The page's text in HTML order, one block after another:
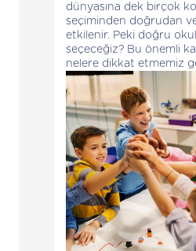
dünyasına dek birçok
seçiminden doğrudan
etkilenir. Peki doğru
seçeceğiz? Bu önemli
nelere dikkat etmemiz